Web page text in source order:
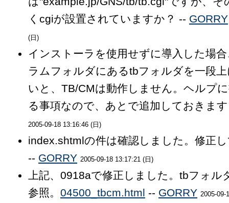
くcgiが設置されていますか？ -- GORRY
(日)
インストーラを使用せずに導入した場
ラムフォルダにあるtbフォルダを一段
いと、TB/CMは動作しません。ヘルプ
る事項なので、あとで追加しておきま
2005-09-18 13:16:46 (日)
index.shtmlの件は確認しました。修正
-- GORRY 2005-09-18 13:17:21 (日)
上記、0918aで修正しました。tbフォル
参照。 04500_tbcm.html -- GORRY 2005-09-